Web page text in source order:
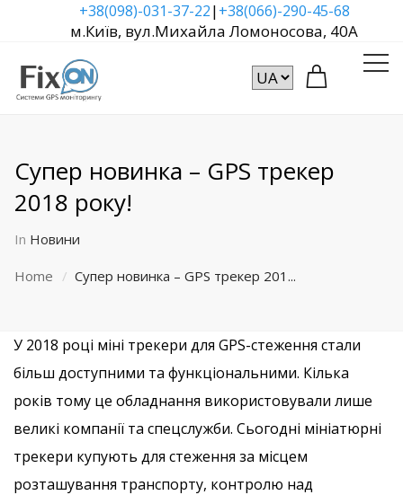
+38(098)-031-37-22|+38(066)-290-45-68
м.Київ, вул.Михайла Ломоносова, 40А
Супер новинка – GPS трекер
2018 року!
In Новини
Home Супер новинка – GPS трекер 201...
У 2018 році міні трекери для GPS-стеження стали
більш доступними та функціональними. Кілька
років тому це обладнання використовували лише
великі компанії та спецслужби. Сьогодні мініатюрні
трекери купують для стеження за місцем
розташування транспорту, контролю над